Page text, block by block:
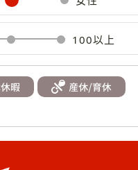
100以上